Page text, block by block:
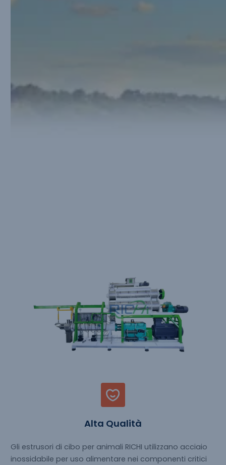
Alta Qualità
Gli estrusori di cibo per animali RICHI utilizzano acciaio
inossidabile per uso alimentare nei componenti critici